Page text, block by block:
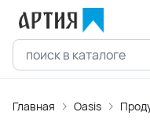
Главная Oasis